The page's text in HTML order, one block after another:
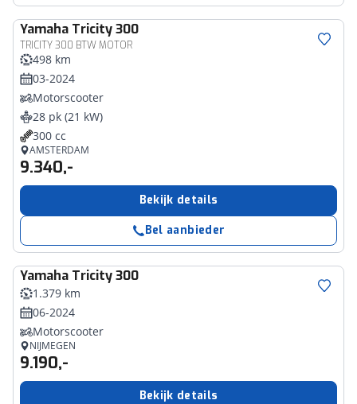
Yamaha Tricity 300
TRICITY 300 BTW MOTOR
498 km
03-2024
Motorscooter
28 pk (21 kW)
300 cc
AMSTERDAM
9.340,-
Bekijk details
Bel aanbieder
Yamaha Tricity 300
1.379 km
06-2024
Motorscooter
NIJMEGEN
9.190,-
Bekijk details